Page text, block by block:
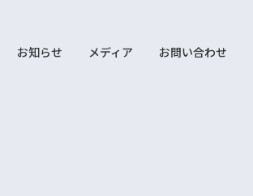
お知らせ メディア お問い合わせ